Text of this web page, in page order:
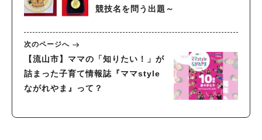
競技名を問う出題～
次のページへ
【流山市】ママの「知りたい！」が
詰まった子育て情報誌『ママstyle
ながれやま』って？